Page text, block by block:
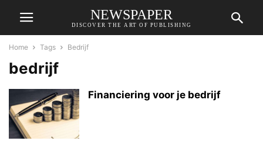
NEWSPAPER
DISCOVER THE ART OF PUBLISHING
Home Tags Bedrijf
bedrijf
Financiering voor je bedrijf